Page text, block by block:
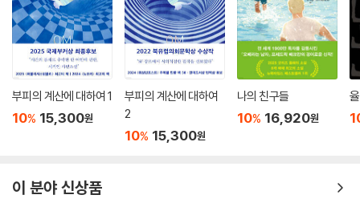
부피의 계산에 대하여 1
10% 15,300원
부피의 계산에 대하여
2
10% 15,300원
나의 친구들
10% 16,920원
이 분야 신상품